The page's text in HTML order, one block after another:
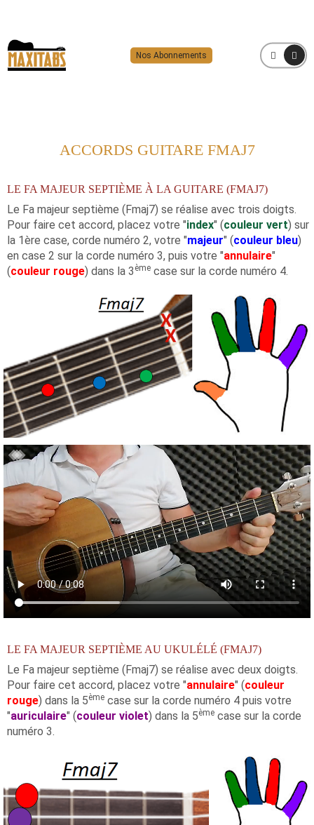
Nos Abonnements MENU
ACCORDS GUITARE FMAJ7
LE FA MAJEUR SEPTIÈME À LA GUITARE (FMAJ7)
Le Fa majeur septième (Fmaj7) se réalise avec trois doigts.
Pour faire cet accord, placez votre "index" (couleur vert) sur
la 1ère case, corde numéro 2, votre "majeur" (couleur bleu)
en case 2 sur la corde numéro 3, puis votre "annulaire"
(couleur rouge) dans la 3 ème case sur la corde numéro 4.
LE FA MAJEUR SEPTIÈME AU UKULÉLÉ (FMAJ7)
Le Fa majeur septième (Fmaj7) se réalise avec deux doigts.
Pour faire cet accord, placez votre "annulaire" (couleur
rouge) dans la 5ème case sur la corde numéro 4 puis votre
"auriculaire" (couleur violet) dans la 5ème case sur la corde
numéro 3.